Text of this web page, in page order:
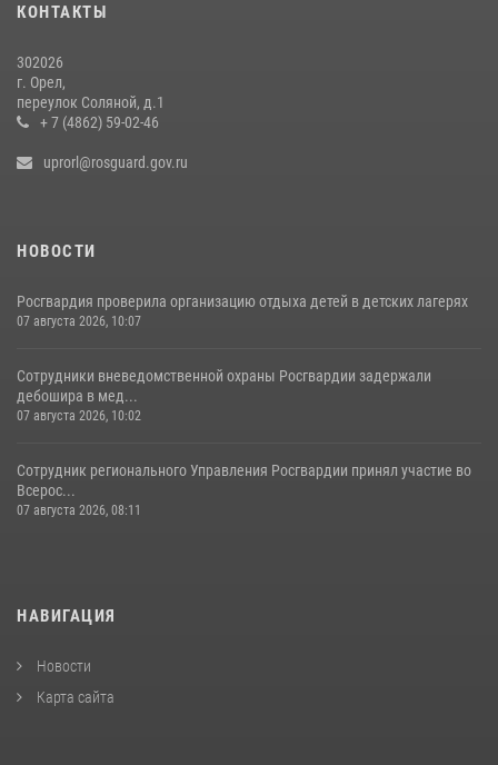
15 июля 2026, 14:49
КОНТАКТЫ
302026
г. Орел,
переулок Соляной, д.1
+ 7 (4862) 59-02-46
uprorl@rosguard.gov.ru
НОВОСТИ
Росгвардия проверила организацию отдыха детей в детских лагерях
07 августа 2026, 10:07
Сотрудники вневедомственной охраны Росгвардии задержали
дебошира в мед...
07 августа 2026, 10:02
Сотрудник регионального Управления Росгвардии принял участие во
Всерос...
07 августа 2026, 08:11
НАВИГАЦИЯ
Новости
Карта сайта